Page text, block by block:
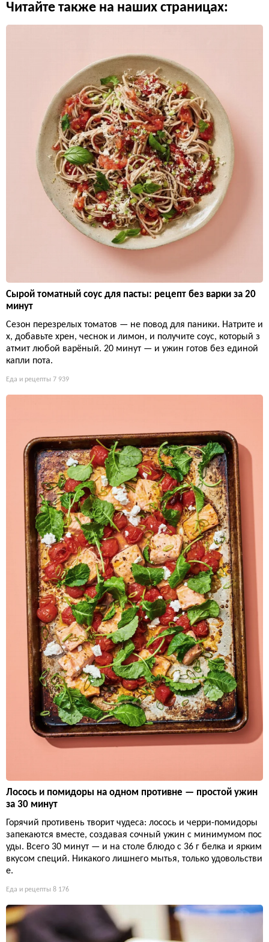
Читайте также на наших страницах:
Сырой томатный соус для пасты: рецепт без варки за 20
минут
Сезон перезрелых томатов — не повод для паники. Натрите и
х, добавьте хрен, чеснок и лимон, и получите соус, который з
атмит любой варёный. 20 минут — и ужин готов без единой
капли пота.
Еда и рецепты 7 939
Лосось и помидоры на одном противне — простой ужин
за 30 минут
Горячий противень творит чудеса: лосось и черри-помидоры
запекаются вместе, создавая сочный ужин с минимумом пос
уды. Всего 30 минут — и на столе блюдо с 36 г белка и ярким
вкусом специй. Никакого лишнего мытья, только удовольстви
е.
Еда и рецепты 8 176